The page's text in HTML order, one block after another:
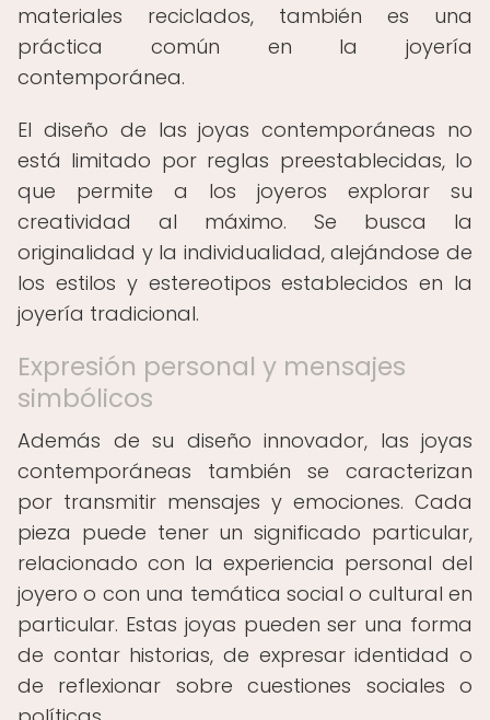
materiales reciclados, también es una
práctica común en la joyería
contemporánea.
El diseño de las joyas contemporáneas no
está limitado por reglas preestablecidas, lo
que permite a los joyeros explorar su
creatividad al máximo. Se busca la
originalidad y la individualidad, alejándose de
los estilos y estereotipos establecidos en la
joyería tradicional.
Expresión personal y mensajes
simbólicos
Además de su diseño innovador, las joyas
contemporáneas también se caracterizan
por transmitir mensajes y emociones. Cada
pieza puede tener un significado particular,
relacionado con la experiencia personal del
joyero o con una temática social o cultural en
particular. Estas joyas pueden ser una forma
de contar historias, de expresar identidad o
de reflexionar sobre cuestiones sociales o